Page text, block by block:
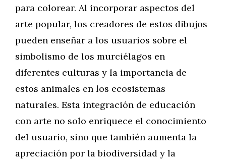
para colorear. Al incorporar aspectos del
arte popular, los creadores de estos dibujos
pueden enseñar a los usuarios sobre el
simbolismo de los murciélagos en
diferentes culturas y la importancia de
estos animales en los ecosistemas
naturales. Esta integración de educación
con arte no solo enriquece el conocimiento
del usuario, sino que también aumenta la
apreciación por la biodiversidad y la